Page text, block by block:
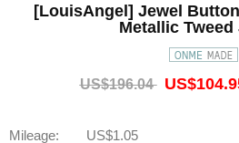
[LouisAngel] Jewel
Metallic Tweed
US$196.04
Mileage: US$1.05